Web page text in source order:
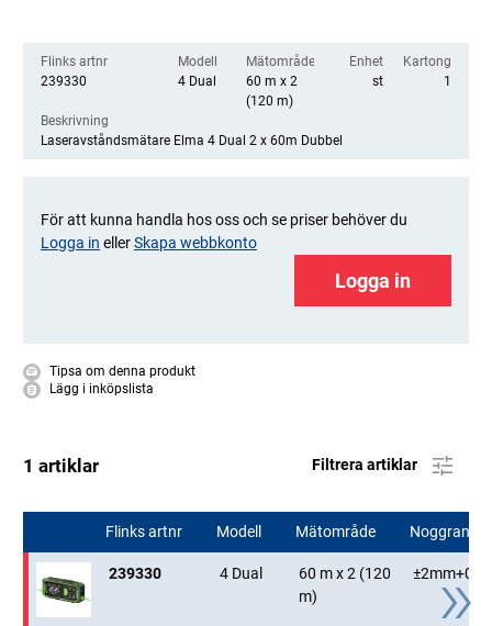
färg indikerar när instrumentet hålls horisontellt. Vidare är
instrumentet utrustat med många standardfunktioner
från professionella avståndsmätare, t.ex. Tracking för
kontinuerlig mätning, Pythagoras-funktion för indirekt
volym.
Levereras komplett med väska, batterier och svensk
Strömförsörjning/laddare, Matningsspänning 110 V - 230
V AC
Flinks artnr
239330
Modell
4 Dual
Mätområde
60 m x 2
(120 m)
Enhet
st
Kartong
1
Beskrivning
Laseravståndsmätare Elma 4 Dual 2 x 60m Dubbel
För att kunna handla hos oss och se priser behöver du
Logga in ellerSkapa webbkonto
Logga in
Tipsa om denna produkt
Lägg i inköpslista
1 artiklar Filtrera artiklar
Flinks artnr Modell Mätområde
239330 4 Dual
60 m x 2 (120
m)